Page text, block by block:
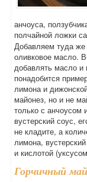
анчоуса,
полчайной ложки
Добавляем туда
оливковое масло.
добавлять масло и
понадобится
лимона и
майонез, но и не
только с анчоусом
вустерский соус,
не кладите, а
лимона,
и кислотой
Горчичный